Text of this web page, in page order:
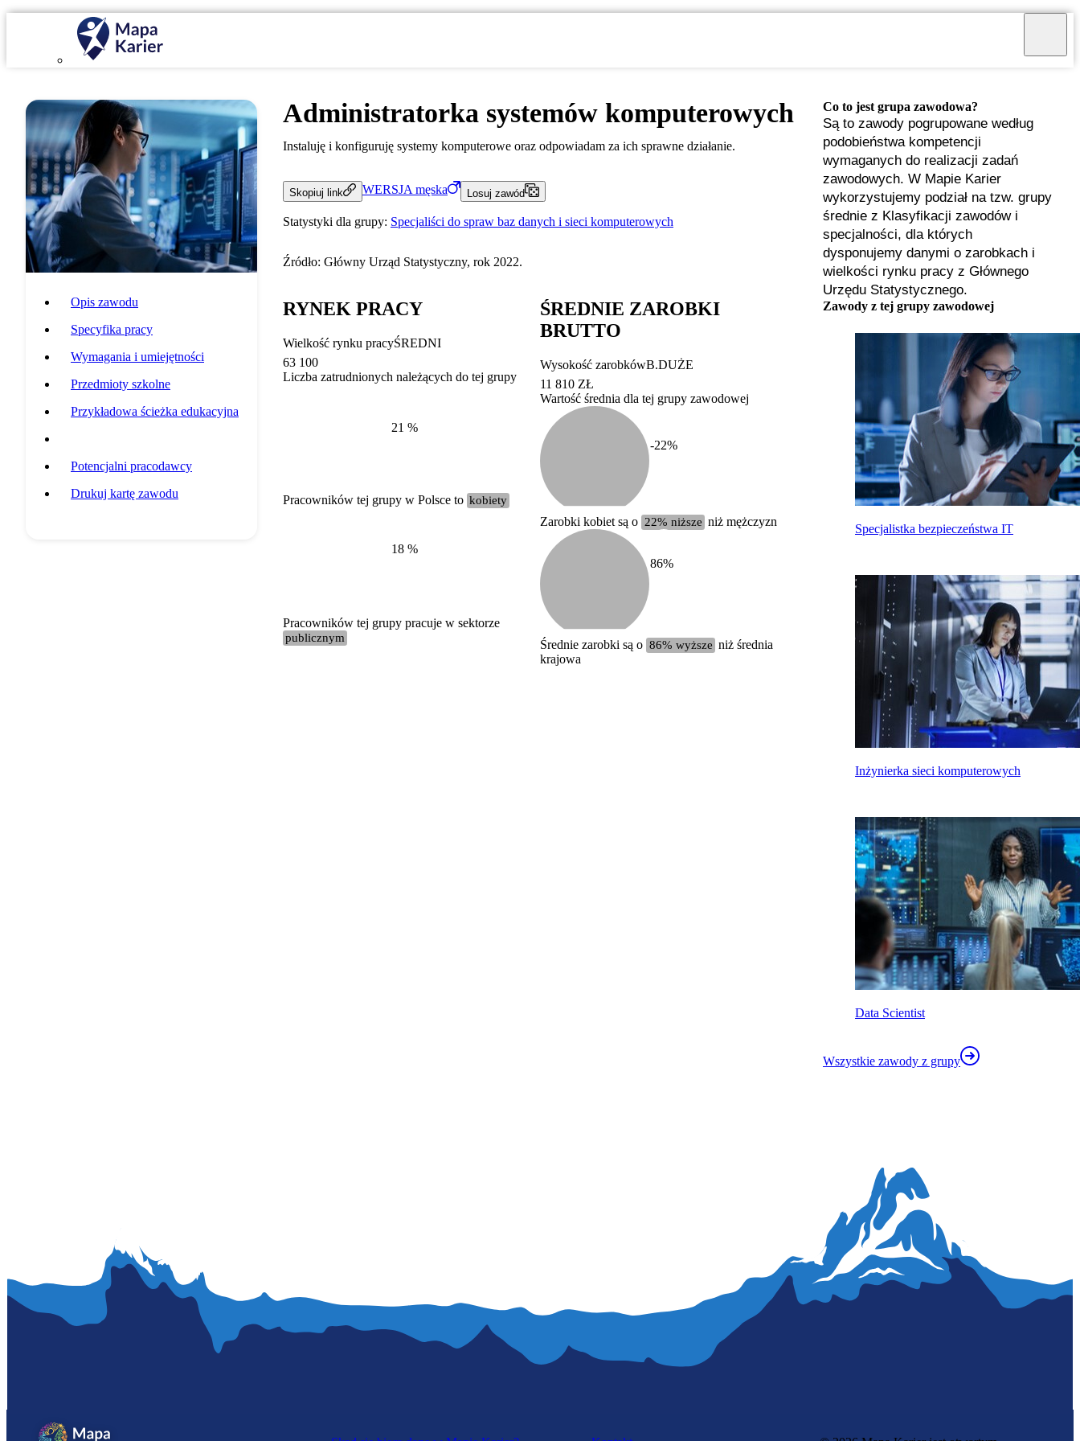
Opis zawodu
Specyfika pracy
Wymagania i umiejętności
Przedmioty szkolne
Przykładowa ścieżka edukacyjna
Potencjalni pracodawcy
Drukuj kartę zawodu
Administratorka systemów komputerowych
Instaluję i konfiguruję systemy komputerowe oraz odpowiadam za ich sprawne działanie.
Skopiuj link WERSJA męska Losuj zawód
Statystyki dla grupy: Specjaliści do spraw baz danych i sieci komputerowych
Źródło: Główny Urząd Statystyczny, rok 2022.
RYNEK PRACY
Struktura wynagrodzeń
według zawodów, 2022
Wielkość rynku pracyŚREDNI
63 100
Liczba zatrudnionych należących do tej grupy
21 %
Pracowników tej grupy w Polsce to kobiety
18 %
Pracowników tej grupy pracuje w sektorze
publicznym
ŚREDNIE ZAROBKI
BRUTTO
całkowite wynagrodzenie
miesięczne brutto nie dla tego zawodu, lecz
uśrednione dla wszystkich zawodów z grupy,
do której należy ten zawód według Głównego
Urzędu Statystycznego
Struktura wynagrodzeń
według zawodów, 2022
poniżej 4500 zł
4500 zł – 5999 zł
6000 zł – 7499 zł
7500 zł – 8999 zł
9000 zł i więcej
kalkulatora wynagrodzeń
Wysokość zarobkówB.DUŻE
11 810 ZŁ
Wartość średnia dla tej grupy zawodowej
-22%
Zarobki kobiet są o 22% niższe niż mężczyzn
86%
Średnie zarobki są o 86% wyższe niż średnia
krajowa
Co to jest grupa zawodowa?
Są to zawody pogrupowane według
podobieństwa kompetencji
wymaganych do realizacji zadań
zawodowych. W Mapie Karier
wykorzystujemy podział na tzw. grupy
średnie z Klasyfikacji zawodów i
specjalności, dla których
dysponujemy danymi o zarobkach i
wielkości rynku pracy z Głównego
Urzędu Statystycznego.
Zawody z tej grupy zawodowej
Specjalistka bezpieczeństwa IT
Inżynierka sieci komputerowych
Data Scientist
Wszystkie zawody z grupy